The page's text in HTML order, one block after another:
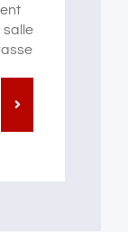
salle